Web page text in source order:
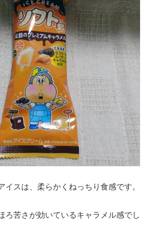
イスは、柔らかくねっちり食感です。
ろ苦さが効いているキャラメル感でし